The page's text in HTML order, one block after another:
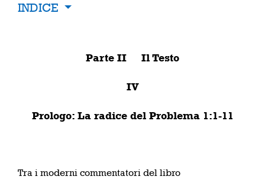
INDICE
Parte II Il Testo
IV
Prologo: La radice del Problema 1:1-11
Tra i moderni commentatori del libro